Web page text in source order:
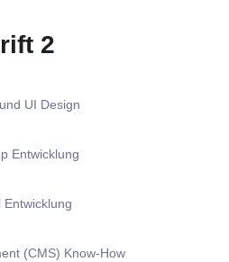
2
UI Design
Entwicklung
Entwicklung
(CMS) Know-How